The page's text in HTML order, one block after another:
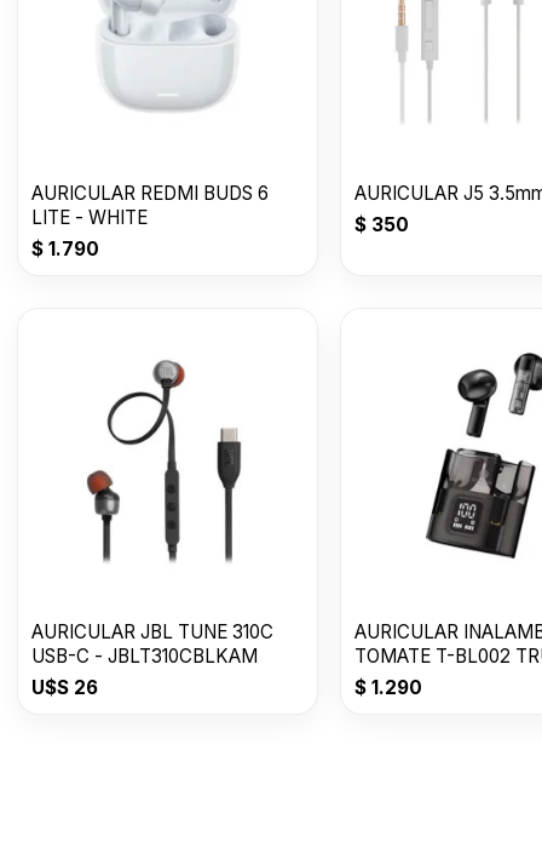
AURICULAR REDMI BUDS 6
LITE - WHITE
$ 1.790
AURICULAR J5
$350
AURICULAR JBL TUNE 310C
USB-C - JBLT310CBLKAM
U$S 26
AURICULAR
TOMATE T-BL002
WIRELESS
$1.290